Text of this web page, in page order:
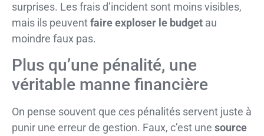
surprises. Les frais d’incident sont moins visibles,
mais ils peuventfaire exploser le budget au
moindre faux pas.
Plus qu’une pénalité, une
véritable manne financière
On pense souvent que ces pénalités servent juste à
punir une erreur de gestion. Faux, c’est une source